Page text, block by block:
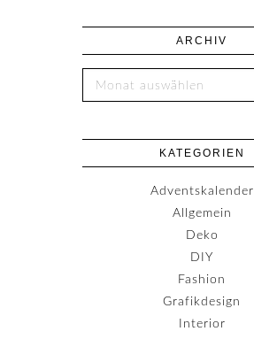
ARCHIV
KATEGORIEN
Adventskalender
Allgemein
Deko
DIY
Fashion
Grafikdesign
Interior